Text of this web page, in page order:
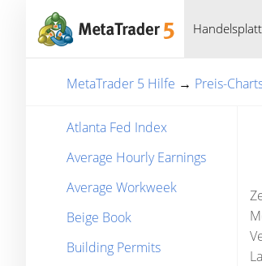
MetaTrader 5 Hilfe → Preis-
Atlanta Fed Index
Average Hourly Earnings
Average Workweek
Beige Book
Building Permits